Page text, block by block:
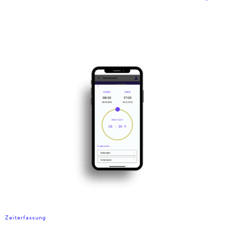
Zeiterfassung